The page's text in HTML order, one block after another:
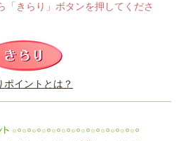
したか？
「きらり」ボタンを押してくださ
きらり
ポイントとは？